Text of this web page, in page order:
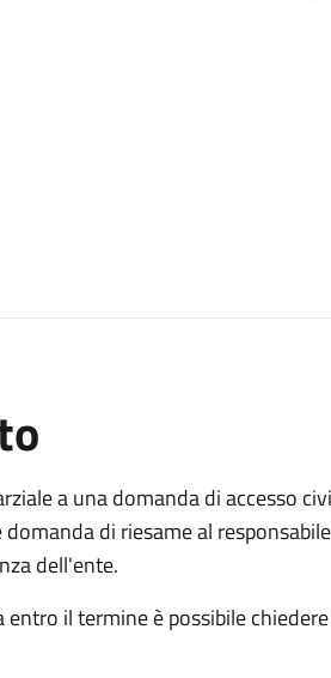
a una domanda di accesso
di riesame al
dell'ente.
entro il termine è possibile